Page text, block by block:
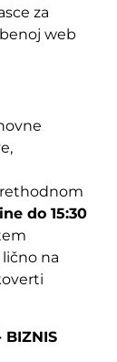
za
web
do 15:30
na
BIZNIS